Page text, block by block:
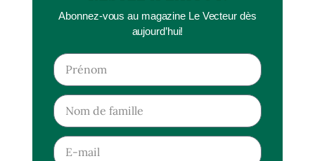
Abonnez-vous au magazine Le Vecteur dès
aujourd’hui!